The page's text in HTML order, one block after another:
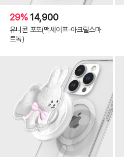
29% 14,900
유니콘 포포(맥세이프-아크릴스마
트톡)